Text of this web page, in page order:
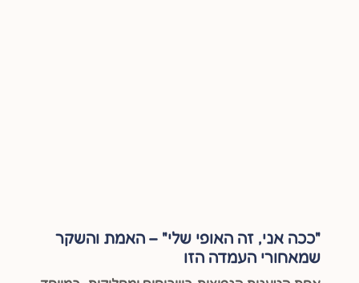
"ככה אני, זה האופי שלי" – האמת והשקר
שמאחורי העמדה הזו